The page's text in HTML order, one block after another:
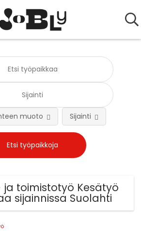
muoto Sijainti
toimistotyö Kesätyö
sijainnissa Suolahti